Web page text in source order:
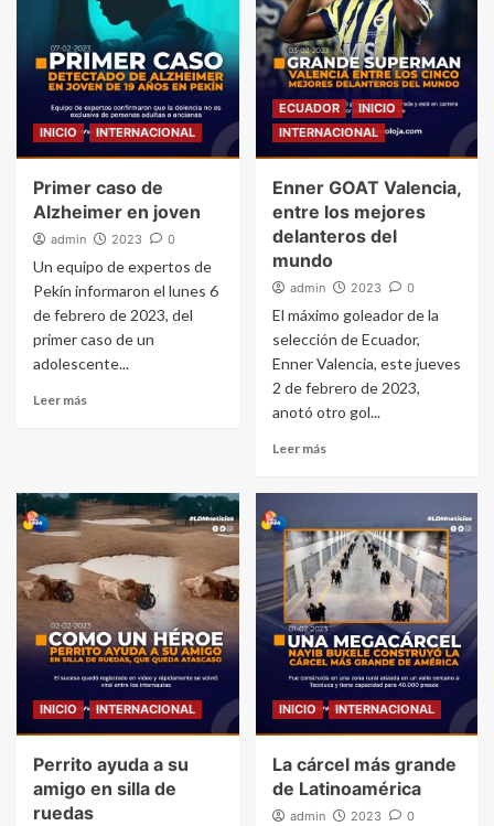
INICIO INTERNACIONAL
Primer caso de
Alzheimer en joven
admin 2023 0
Un equipo de expertos de
Pekín informaron el lunes 6
de febrero de 2023, del
primer caso de un
adolescente...
Leer más
ECUADOR
INICIO
INTERNACIONAL
Enner GOAT Valencia,
entre los mejores
delanteros del
mundo
admin 2023 0
El máximo goleador de la
selección de Ecuador,
Enner Valencia, este jueves
2 de febrero de 2023,
anotó otro gol...
Leer más
INICIO INTERNACIONAL
Perrito ayuda a su
amigo en silla de
ruedas
INICIO INTERNACIONAL
La cárcel más grande
de Latinoamérica
admin 2023 0